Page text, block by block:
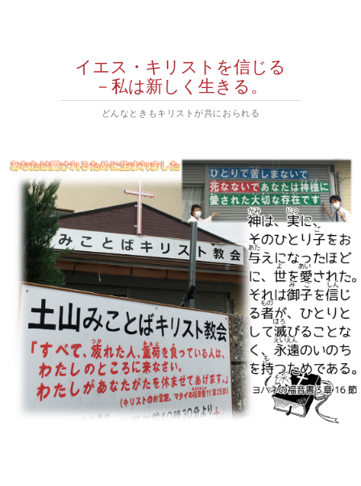
イエス・キリストを信じる
－私は新しく生きる。
どんなときもキリストが共におられる